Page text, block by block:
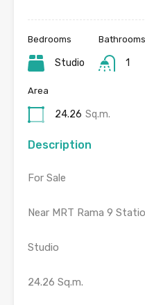
Bedrooms
Studio
Bathrooms
1
Area
24.26 Sq.m.
Description
For Sale
Near MRT Rama 9
Studio
24.26 Sq.m.